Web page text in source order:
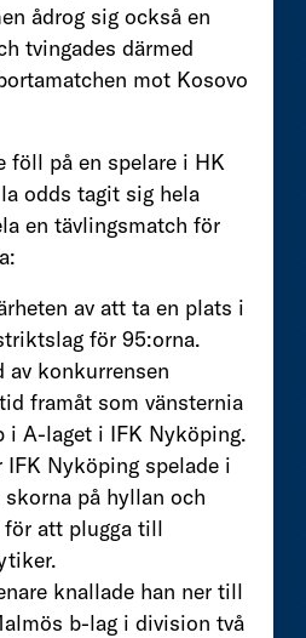
ådrog sig också en
tvingades därmed
mot Kosovo
föll på en spelare i HK
odds tagit sig hela
en tävlingsmatch för
av att ta en plats i
för 95:orna.
av konkurrensen
framåt som vänsternia
i A-laget i IFK Nyköping.
IFK Nyköping spelade i
på hyllan och
att plugga till
knallade han ner till
b-lag i division två